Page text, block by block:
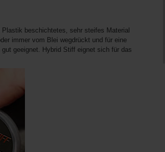
beschichtetes, sehr steifes Material
immer vom Blei wegdrückt und für eine
geeignet. Hybrid Stiff eignet sich für das